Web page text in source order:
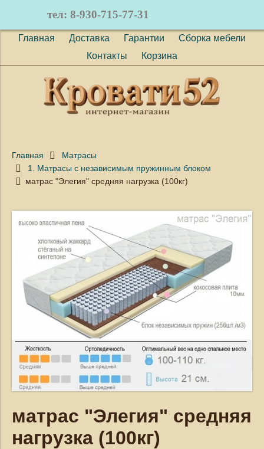
тел: 8-930-715-77-31
Главная Доставка Гарантии
Сборка мебели
Контакты
Корзина
Главная
Матрасы
1. Матрасы с независимым пружинным блоком
матрас "Элегия" средняя нагрузка (100кг)
матрас "Элегия" средняя
нагрузка (100кг)